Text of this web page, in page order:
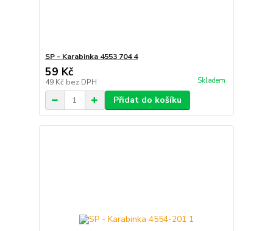
SP - Karabinka 4553 704 4
59 Kč
49 Kč bez DPH Skladem
Přidat do košíku